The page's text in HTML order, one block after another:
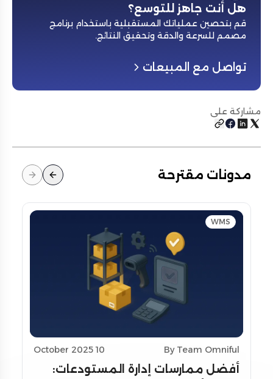
هل أنت جاهز للتوسع؟
قم بتحصين عملياتك المستقبلية باستخدام برنامج
مصمم للسرعة والدقة وتحقيق النتائج.
تواصل مع المبيعات
مشاركة على
مدونات مقترحة
WMS
By Team Omniful
10 October 2025
أفضل ممارسات إدارة المستودعات: